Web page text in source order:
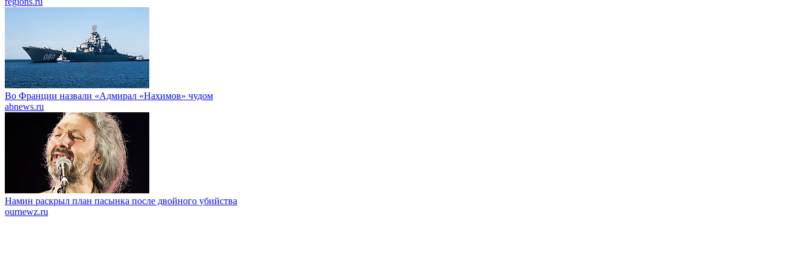
Во Франции назвали «Адмирал «Нахимов» чудом
abnews.ru
Намин раскрыл план пасынка после двойного убийства
ournewz.ru